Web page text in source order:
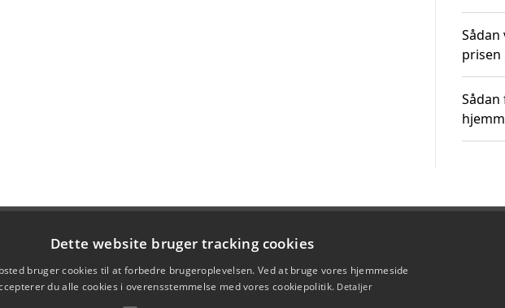
prisen
Dette website bruger tracking cookies
bruger cookies til at forbedre brugeroplevelsen. Ved at bruge vores hjemmeside
du alle cookies i overensstemmelse med vores cookiepolitik. Detaljer